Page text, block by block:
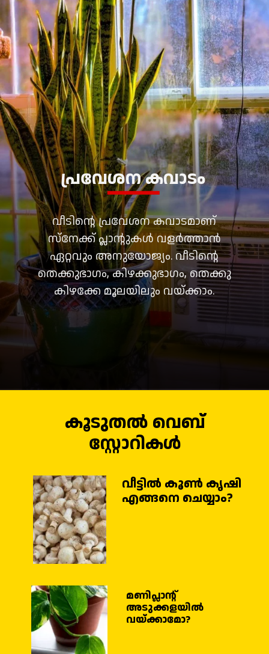
വീടിന്റെ പ്രവേശന കവാടമാണ്
സ്നേക്ക് പ്ലാന്റുകൾ വളർത്താൻ
ഏറ്റവും അനുയോജ്യം. വീടിന്റെ
തെക്കുഭാഗം, കിഴക്കുഭാഗം, തെക്കു
കിഴക്കേ മൂലയിലും വയ്ക്കാം.
പ്രവേശന കവാടം
കൂടുതൽ വെബ്
സ്റ്റോറികൾ
വീട്ടിൽ കൂൺ കൃഷി
എങ്ങനെ ചെയ്യാം?
മണിപ്ലാന്റ്
അടുക്കളയിൽ
വയ്ക്കാമോ?